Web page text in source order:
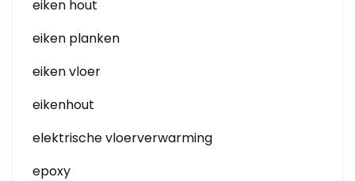
eiken hout
eiken planken
eiken vloer
eikenhout
elektrische vloerverwarming
epoxy